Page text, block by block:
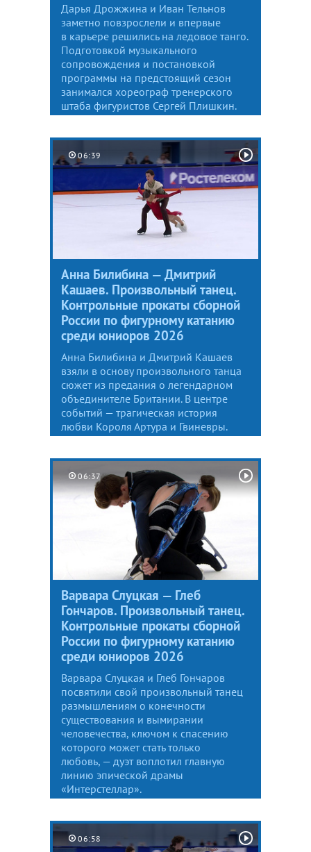
Дарья Дрожжина и Иван Тельнов
заметно повзрослели и впервые
в карьере решились на ледовое танго.
Подготовкой музыкального
сопровождения и постановкой
программы на предстоящий сезон
занимался хореограф тренерского
штаба фигуристов Сергей Плишкин.
06:39
Анна Билибина — Дмитрий
Кашаев. Произвольный танец.
Контрольные прокаты сборной
России по фигурному катанию
среди юниоров 2026
Анна Билибина и Дмитрий Кашаев
взяли в основу произвольного танца
сюжет из предания о легендарном
объединителе Британии. В центре
событий — трагическая история
любви Короля Артура и Гвиневры.
06:37
Варвара Слуцкая — Глеб
Гончаров. Произвольный танец.
Контрольные прокаты сборной
России по фигурному катанию
среди юниоров 2026
Варвара Слуцкая и Глеб Гончаров
посвятили свой произвольный танец
размышлениям о конечности
существования и вымирании
человечества, ключом к спасению
которого может стать только
любовь, — дуэт воплотил главную
линию эпической драмы
«Интерстеллар».
06:58